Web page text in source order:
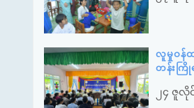
လူမှုဝန်ထ
တန်းကြို
၂၄ ဇူလို